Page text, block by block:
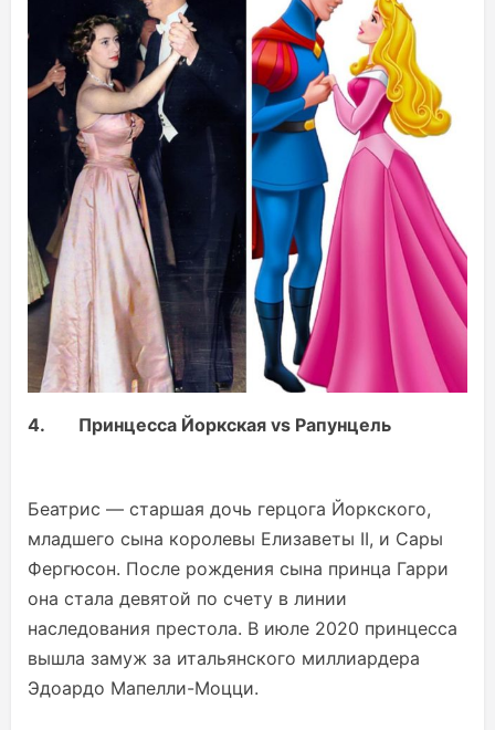
4. Принцесса Йоркская vs Рапунцель
Беатрис — старшая дочь герцога Йоркского,
младшего сына королевы Елизаветы II, и Сары
Фергюсон. После рождения сына принца Гарри
она стала девятой по счету в линии
наследования престола. В июле 2020 принцесса
вышла замуж за итальянского миллиардера
Эдоардо Мапелли-Моцци.